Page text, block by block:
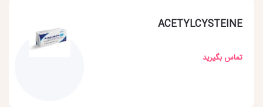
ACETYLCYSTEINE
تماس بگیرید